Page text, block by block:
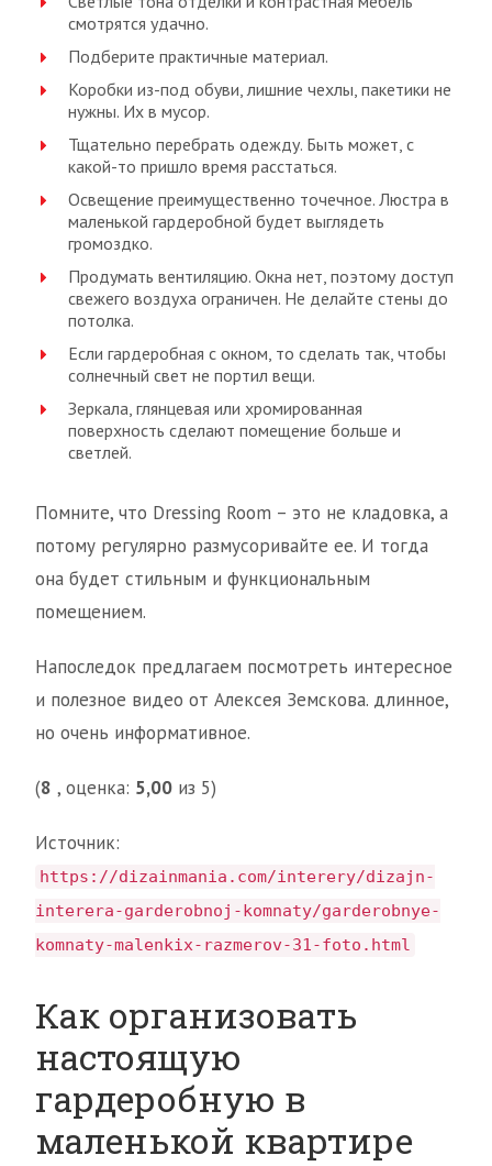
смотрятся удачно.
Подберите практичные материал.
Коробки из-под обуви, лишние чехлы, пакетики не
нужны. Их в мусор.
Тщательно перебрать одежду. Быть может, с
какой-то пришло время расстаться.
Освещение преимущественно точечное. Люстра в
маленькой гардеробной будет выглядеть
громоздко.
Продумать вентиляцию. Окна нет, поэтому доступ
свежего воздуха ограничен. Не делайте стены до
потолка.
Если гардеробная с окном, то сделать так, чтобы
солнечный свет не портил вещи.
Зеркала, глянцевая или хромированная
поверхность сделают помещение больше и
светлей.
Помните, что Dressing Room – это не кладовка, а
потому регулярно размусоривайте ее. И тогда
она будет стильным и функциональным
помещением.
Напоследок предлагаем посмотреть интересное
и полезное видео от Алексея Земскова. длинное,
но очень информативное.
(8 , оценка: 5,00 из 5)
Источник:
https://dizainmania.com/interery/dizajn-
interera-garderobnoj-komnaty/garderobnye-
komnaty-malenkix-razmerov-31-foto.html
Как организовать
настоящую
гардеробную в
маленькой квартире